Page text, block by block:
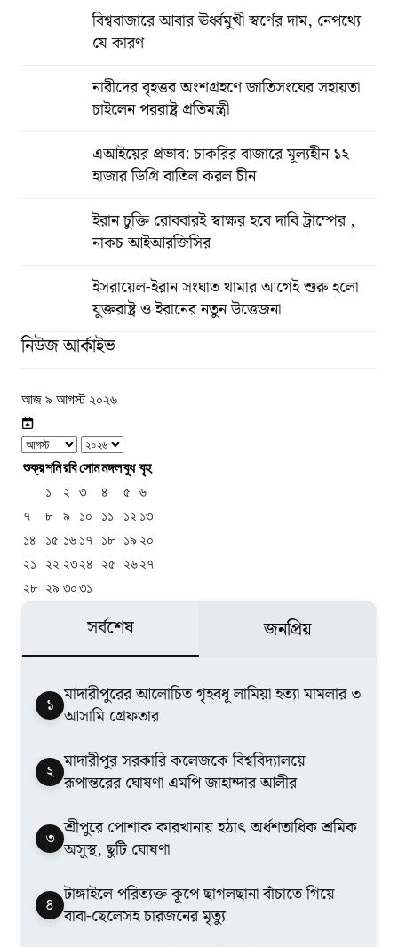
বিশ্ববাজারে আবার ঊর্ধ্বমুখী স্বর্ণের দাম, নেপথ্যে
যে কারণ
নারীদের বৃহত্তর অংশগ্রহণে জাতিসংঘের সহায়তা
চাইলেন পররাষ্ট্র প্রতিমন্ত্রী
এআইয়ের প্রভাব: চাকরির বাজারে মূল্যহীন ১২
হাজার ডিগ্রি বাতিল করল চীন
ইরান চুক্তি রোববারই স্বাক্ষর হবে দাবি ট্রাম্পের ,
নাকচ আইআরজিসির
ইসরায়েল-ইরান সংঘাত থামার আগেই শুরু হলো
যুক্তরাষ্ট্র ও ইরানের নতুন উত্তেজনা
নিউজ আর্কাইভ
আজ ৯ আগস্ট ২০২৬
শুক্রশনিরবিসোমমঙ্গলবুধ বৃহ
১
২ ৩ ৪ ৫
৬
৭
৮ ৯ ১০ ১১ ১২ ১৩
১৪
১৫ ১৬ ১৭ ১৮ ১৯ ২০
২১
২২ ২৩২৪ ২৫ ২৬২৭
২৮ ২৯ ৩০৩১
সর্বশেষ জনপ্রিয়
১ মাদারীপুরের আলোচিত গৃহবধূ লামিয়া হত্যা মামলার ৩
আসামি গ্রেফতার
২ মাদারীপুর সরকারি কলেজকে বিশ্ববিদ্যালয়ে
রূপান্তরের ঘোষণা এমপি জাহান্দার আলীর
৩ শ্রীপুরে পোশাক কারখানায় হঠাৎ অর্ধশতাধিক শ্রমিক
অসুস্থ, ছুটি ঘোষণা
৪ টাঙ্গাইলে পরিত্যক্ত কূপে ছাগলছানা বাঁচাতে গিয়ে
বাবা-ছেলেসহ চারজনের মৃত্যু